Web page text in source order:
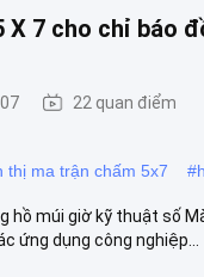
X 7 cho chỉ báo
22 quan điểm
thị ma trận chấm 5x7 #
hồ múi giờ kỹ thuật số
ứng dụng công nghiệp...